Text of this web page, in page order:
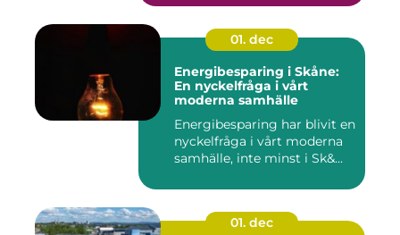
01. dec
Energibesparing i Skåne:
En nyckelfråga i vårt
moderna samhälle
Energibesparing har blivit en
nyckelfråga i vårt moderna
samhälle, inte minst i Sk&...
01. dec